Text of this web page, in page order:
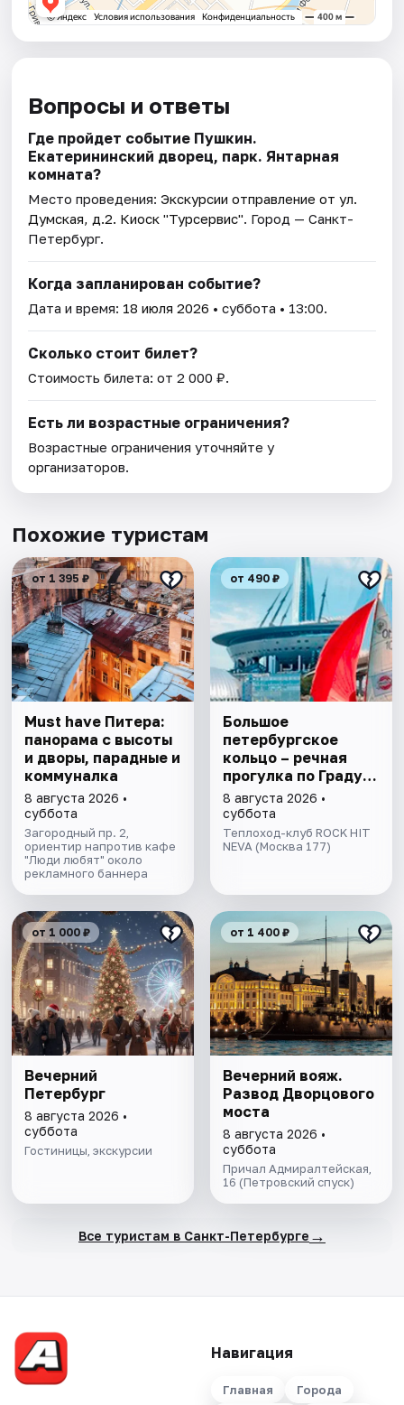
Вопросы и ответы
Где пройдет событие Пушкин.
Екатерининский дворец, парк. Янтарная
комната?
Место проведения:Экскурсии отправление от ул.
Думская, д.2. Киоск "Турсервис". Город — Санкт-
Петербург.
Когда запланирован событие?
Дата и время: 18 июля 2026 • суббота • 13:00.
Сколько стоит билет?
Стоимость билета: от 2 000 ₽.
Есть ли возрастные ограничения?
Возрастные ограничения уточняйте у
организаторов.
Похожие туристам
от 1 395 ₽
Must have Питера:
панорама с высоты
и дворы, парадные и
коммуналка
8 августа 2026 •
суббота
Загородный пр. 2,
ориентир напротив кафе
"Люди любят" около
рекламного баннера
от 490 ₽
Большое
петербургское
кольцо – речная
прогулка пo Граду
на Неве с
авторской
экскурсией и живой
музыкой в тёплом
8 августа 2026 •
суббота
Теплоход-клуб ROCK HIT
NEVA (Москва 177)
от 1 000 ₽
Вечерний
Петербург
8 августа 2026 •
суббота
Гостиницы, экскурсии
от 1 400 ₽
Вечерний вояж.
Развод Дворцового
моста
8 августа 2026 •
суббота
Причал Адмиралтейская,
16 (Петровский спуск)
Все туристам в Санкт-Петербурге →
Навигация
Главная Города